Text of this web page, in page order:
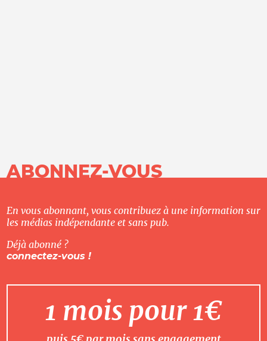
ABONNEZ-VOUS
En vous abonnant, vous contribuez à une information sur
les médias indépendante et sans pub.
Déjà abonné ?
connectez-vous !
1 mois pour 1€